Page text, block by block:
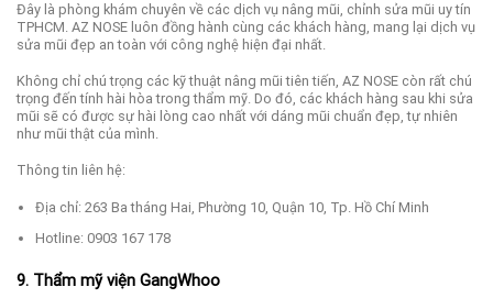
Đây là phòng khám chuyên về các dịch vụ nâng mũi, chỉnh sửa mũi uy tín
TPHCM. AZ NOSE luôn đồng hành cùng các khách hàng, mang lại dịch vụ
sửa mũi đẹp an toàn với công nghệ hiện đại nhất.
Không chỉ chú trọng các kỹ thuật nâng mũi tiên tiến, AZ NOSE còn rất chú
trọng đến tính hài hòa trong thẩm mỹ. Do đó, các khách hàng sau khi sửa
mũi sẽ có được sự hài lòng cao nhất với dáng mũi chuẩn đẹp, tự nhiên
như mũi thật của mình.
Thông tin liên hệ:
Địa chỉ: 263 Ba tháng Hai, Phường 10, Quận 10, Tp. Hồ Chí Minh
Hotline: 0903 167 178
9. Thẩm mỹ viện GangWhoo